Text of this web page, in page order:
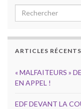
Search for:
ARTICLES RÉCENTS
« MALFAITEURS »
EN APPEL !
EDF DEVANT LA